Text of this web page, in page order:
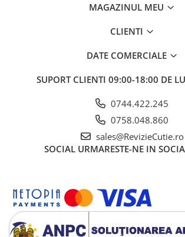
MAGAZINUL MEU
CLIENTI
DATE COMERCIALE
SUPORT CLIENTI 09:00-18:00 DE
0744.422.245
0758.048.860
sales@RevizieCutie.ro
SOCIAL URMARESTE-NE IN